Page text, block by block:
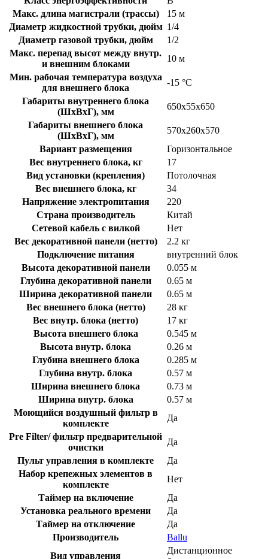
Макс. длина магистрали (трассы)
15 м
Диаметр жидкостной трубки, дюйм 1/4
Диаметр газовой трубки, дюйм
1/2
Макс. перепад высот между внутр.
и внешним блоками
10 м
Мин. рабочая температура воздуха
для внешнего блока
-15 °С
Габариты внутреннего блока
(ШхВхГ), мм
650х55х650
Габариты внешнего блока
(ШхВхГ), мм
570х260х570
Вариант размещения
Горизонтальное
Вес внутреннего блока, кг
17
Вид установки (крепления)
Потолочная
Вес внешнего блока, кг
34
Напряжение электропитания
220
Страна производитель
Китай
Сетевой кабель с вилкой
Нет
Вес декоративной панели (нетто)
2.2 кг
Подключение питания
внутренний блок
Высота декоративной панели
0.055 м
Глубина декоративной панели
0.65 м
Ширина декоративной панели
0.65 м
Вес внешнего блока (нетто)
28 кг
Вес внутр. блока (нетто)
17 кг
Высота внешнего блока
0.545 м
Высота внутр. блока
0.26 м
Глубина внешнего блока
0.285 м
Глубина внутр. блока
0.57 м
Ширина внешнего блока
0.73 м
Ширина внутр. блока
0.57 м
Моющийся воздушный фильтр в
комплекте
Да
Pre Filter/ фильтр предварительной
очистки
Да
Пульт управления в комплекте
Да
Набор крепежных элементов в
комплекте
Нет
Таймер на включение
Да
Установка реального времени
Да
Таймер на отключение
Да
Производитель
Ballu
Вид управления
Дистанционное